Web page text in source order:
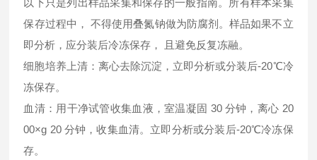
以下只是列出样品采集和保存的一般指南。所有样本采集
保存过程中， 不得使用叠氮钠做为防腐剂。样品如果不立
即分析，应分装后冷冻保存， 且避免反复冻融。
细胞培养上清：离心去除沉淀，立即分析或分装后-20℃冷
冻保存。
血清：用干净试管收集血液，室温凝固 30 分钟，离心 20
00×g 20 分钟，收集血清。立即分析或分装后-20℃冷冻保
存。